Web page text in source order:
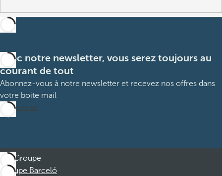
Avec notre newsletter, vous serez toujours au
courant de tout
Abonnez-vous à notre newsletter et recevez nos offres dans
votre boite mail
M’abonner
Groupe
Groupe Barceló